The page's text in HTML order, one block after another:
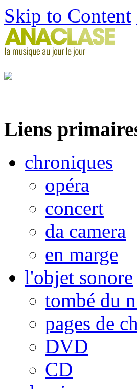
Skip to Content
Liens
chroniques
opéra
concert
da camera
en marge
l'objet sonore
tombé du
pages de
DVD
CD